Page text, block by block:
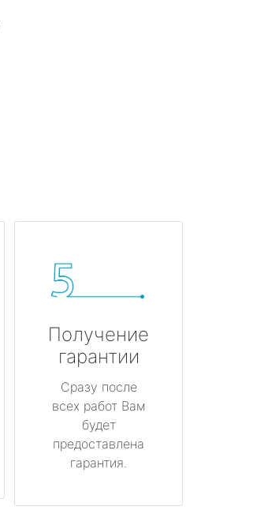
Получение
гарантии
Сразу после
всех работ Вам
будет
предоставлена
гарантия.